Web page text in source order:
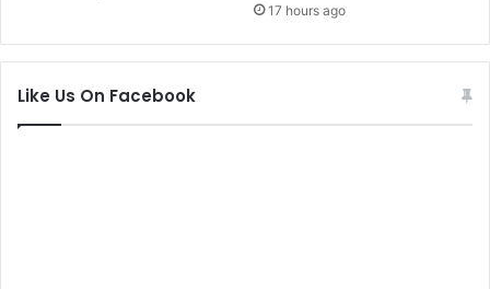
17 hours ago
Like Us On Facebook